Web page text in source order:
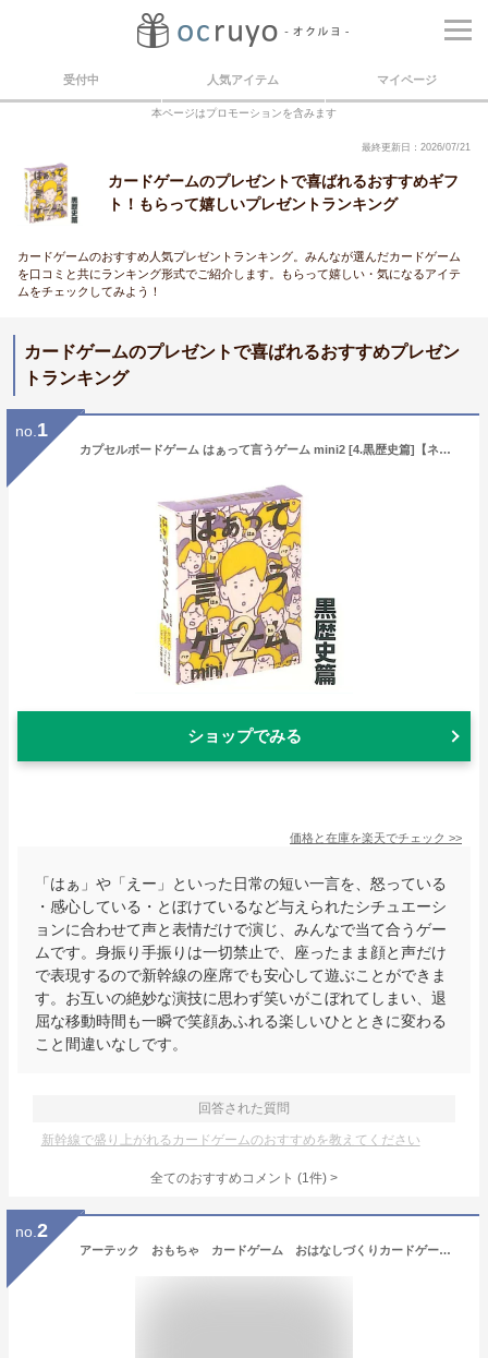
受付中 人気アイテム マイページ
本ページはプロモーションを含みます
最終更新日：2026/07/21
カードゲームのプレゼントで喜ばれるおすすめギフ
ト！もらって嬉しいプレゼントランキング
カードゲームのおすすめ人気プレゼントランキング。みんなが選んだカードゲーム
を口コミと共にランキング形式でご紹介します。もらって嬉しい・気になるアイテ
ムをチェックしてみよう！
カードゲームのプレゼントで喜ばれるおすすめプレゼン
トランキング
no. 1
カプセルボードゲーム はぁって言うゲーム mini2 [4.黒歴史篇]【ネコポス配送対応】【C】
ショップでみる
価格と在庫を楽天でチェック >>
「はぁ」や「えー」といった日常の短い一言を、怒っている
・感心している・とぼけているなど与えられたシチュエーシ
ョンに合わせて声と表情だけで演じ、みんなで当て合うゲー
ムです。身振り手振りは一切禁止で、座ったまま顔と声だけ
で表現するので新幹線の座席でも安心して遊ぶことができま
す。お互いの絶妙な演技に思わず笑いがこぼれてしまい、退
屈な移動時間も一瞬で笑顔あふれる楽しいひとときに変わる
こと間違いなしです。
回答された質問
新幹線で盛り上がれるカードゲームのおすすめを教えてください
全てのおすすめコメント (1件) >
no. 2
アーテック おもちゃ カードゲーム おはなしづくりカードゲーム 21634